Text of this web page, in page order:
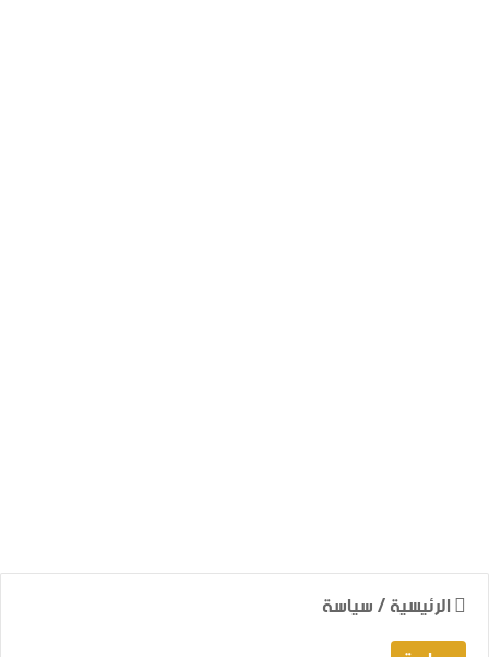
الرئيسية/سياسة